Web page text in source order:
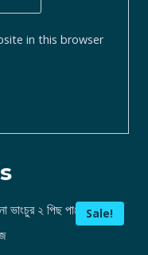
in this browser
Sale!